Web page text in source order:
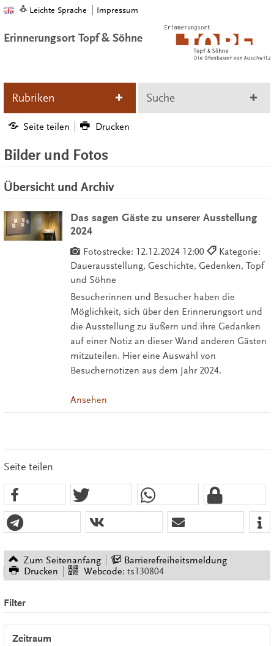
Leichte Sprache Impressum
Erinnerungsort Topf & Söhne
Rubriken Suche
Seite teilen Drucken
Bilder und Fotos
Übersicht und Archiv
Das sagen Gäste zu unserer Ausstellung
2024
Fotostrecke: 12.12.2024 12:00
Kategorie:
Dauerausstellung, Geschichte, Gedenken, Topf
und Söhne
Besucherinnen und Besucher haben die
Möglichkeit, sich über den Erinnerungsort und
die Ausstellung zu äußern und ihre Gedanken
auf einer Notiz an dieser Wand anderen Gästen
mitzuteilen. Hier eine Auswahl von
Besuchernotizen aus dem Jahr 2024.
Ansehen
Seite teilen
Zum Seitenanfang
Barrierefreiheitsmeldung
Drucken
Webcode: ts130804
Filter
Zeitraum